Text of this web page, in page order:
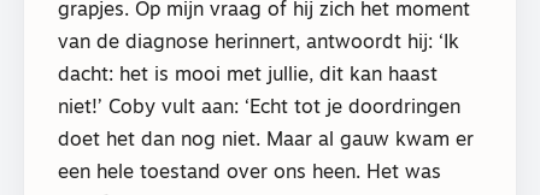
grapjes. Op mijn vraag of hij zich het moment
van de diagnose herinnert, antwoordt hij: ‘Ik
dacht: het is mooi met jullie, dit kan haast
niet!’ Coby vult aan: ‘Echt tot je doordringen
doet het dan nog niet. Maar al gauw kwam er
een hele toestand over ons heen. Het was